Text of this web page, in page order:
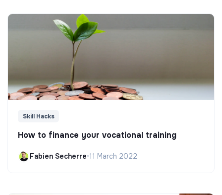
Skill Hacks
How to finance your vocational training
Fabien Secherre•11 March 2022